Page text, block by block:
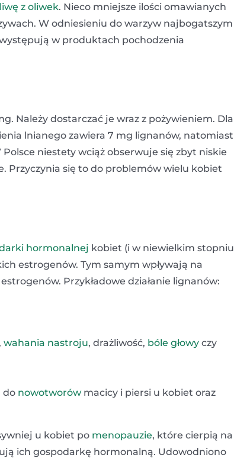
z oliwek. Nieco mniejsze ilości omawianych
W odniesieniu do warzyw najbogatszym
w produktach pochodzenia
Należy dostarczać je wraz z pożywieniem. Dla
lnianego zawiera 7 mg lignanów, natomiast
niestety wciąż obserwuje się zbyt niskie
Przyczynia się to do problemów wielu kobiet
hormonalnej kobiet (i w niewielkim stopniu
estrogenów. Tym samym wpływają na
Przykładowe działanie lignanów:
, wahania nastroju, drażliwość, bóle głowy czy
do nowotworów macicy i piersi u kobiet oraz
u kobiet po menopauzie, które cierpią na
ich gospodarkę hormonalną. Udowodniono